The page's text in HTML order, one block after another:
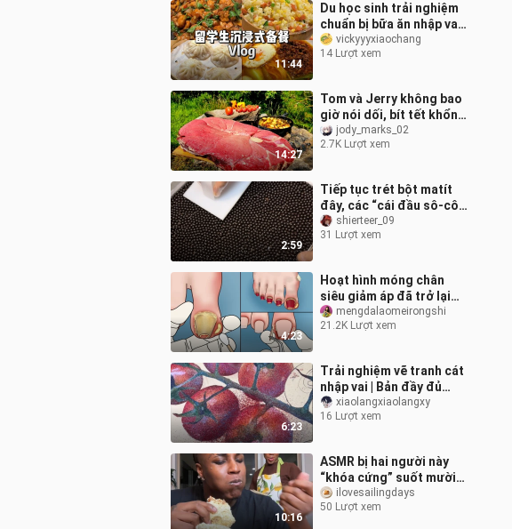
11:44
Du học sinh trải nghiệm
chuẩn bị bữa ăn nhập vai |
Há cảo chấm súp·Gà ba
chén🍗·Bánh waffle trà
vickyyyxiaochang
14 Lượt xem
14:27
Tom và Jerry không bao
giờ nói dối, bít tết khổng
lồ thực sự tồn tại
jody_marks_02
2.7K Lượt xem
2:59
Tiếp tục trét bột matít
đây, các “cái đầu sô-cô-
la” mau mở ra xem nào,
đây là phiên bản đầy đủ
shierteer_09
31 Lượt xem
4:23
Hoạt hình móng chân
siêu giảm áp đã trở lại
đầy ấn tượng! |Hoạt hình
ông chủ dễ thương
mengdalaomeirongshi
21.2K Lượt xem
6:23
Trải nghiệm vẽ tranh cát
nhập vai | Bản đầy đủ
video dài sáu phút
xiaolangxiaolangxy
16 Lượt xem
10:16
ASMR bị hai người này
“khóa cứng” suốt mười
một phút bằng đồ ăn vặt
chiên rán
ilovesailingdays
50 Lượt xem